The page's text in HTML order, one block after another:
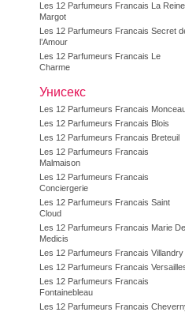
Les 12 Parfumeurs Francais La Reine
Margot
Les 12 Parfumeurs Francais Secret
l’Amour
Les 12 Parfumeurs Francais Le
Charme
Унисекс
Les 12 Parfumeurs Francais
Les 12 Parfumeurs Francais Blois
Les 12 Parfumeurs Francais Breteuil
Les 12 Parfumeurs Francais
Malmaison
Les 12 Parfumeurs Francais
Conciergerie
Les 12 Parfumeurs Francais Saint
Cloud
Les 12 Parfumeurs Francais Marie De
Medicis
Les 12 Parfumeurs Francais Villandry
Les 12 Parfumeurs Francais
Les 12 Parfumeurs Francais
Fontainebleau
Les 12 Parfumeurs Francais